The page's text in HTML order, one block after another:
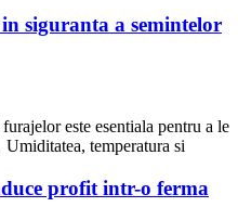
siguranta a semintelor
este esentiala pentru a le
temperatura si
profit intr-o ferma